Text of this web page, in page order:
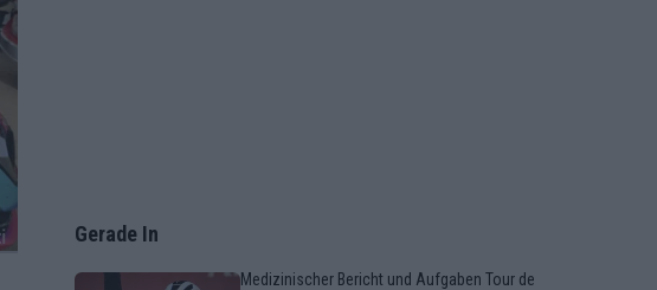
Gerade In
Medizinischer Bericht und Aufgaben Tour de